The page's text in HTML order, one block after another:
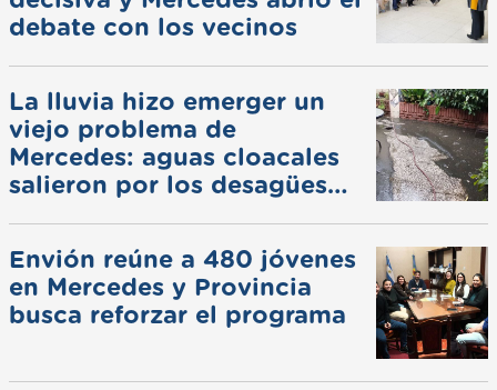
debate con los vecinos
La lluvia hizo emerger un
viejo problema de
Mercedes: aguas cloacales
salieron por los desagües
Envión reúne a 480 jóvenes
en Mercedes y Provincia
busca reforzar el programa